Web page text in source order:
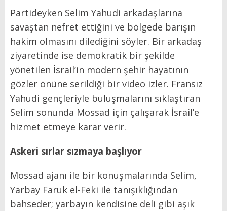
Partideyken Selim Yahudi arkadaşlarına
savaştan nefret ettiğini ve bölgede barışın
hakim olmasını dilediğini söyler. Bir arkadaş
ziyaretinde ise demokratik bir şekilde
yönetilen İsrail’in modern şehir hayatının
gözler önüne serildiği bir video izler. Fransız
Yahudi gençleriyle buluşmalarını sıklaştıran
Selim sonunda Mossad için çalışarak İsrail’e
hizmet etmeye karar verir.
Askeri sırlar sızmaya başlıyor
Mossad ajanı ile bir konuşmalarında Selim,
Yarbay Faruk el-Feki ile tanışıklığından
bahseder; yarbayın kendisine deli gibi aşık